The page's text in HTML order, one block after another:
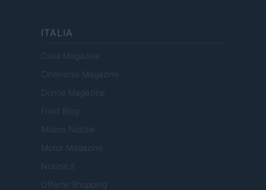
ITALIA
Casa Magazine
Cineverse Magazine
Donne Magazine
Food Blog
Milano Notizie
Motor Magazine
Notizie.it
Offerte Shopping